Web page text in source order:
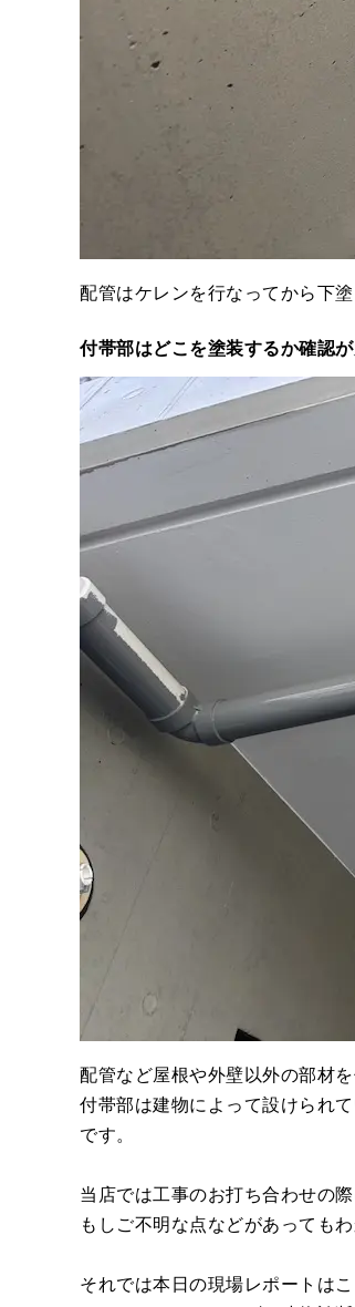
配管はケレンを行なってから下
付帯部はどこを塗装するか確認が
配管など屋根や外壁以外の部材
付帯部は建物によって設けられ
です。
当店では工事のお打ち合わせの
もしご不明な点などがあっても
それでは本日の現場レポートはこ